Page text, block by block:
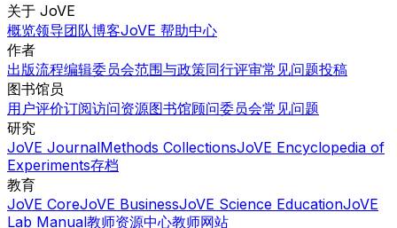
关于 JoVE
概览领导团队博客JoVE 帮助中心
作者
出版流程编辑委员会范围与政策同行评审常见问题投稿
图书馆员
用户评价订阅访问资源图书馆顾问委员会常见问题
研究
JoVE JournalMethods CollectionsJoVE Encyclopedia of
Experiments存档
教育
JoVE CoreJoVE BusinessJoVE Science EducationJoVE
Lab Manual教师资源中心教师网站